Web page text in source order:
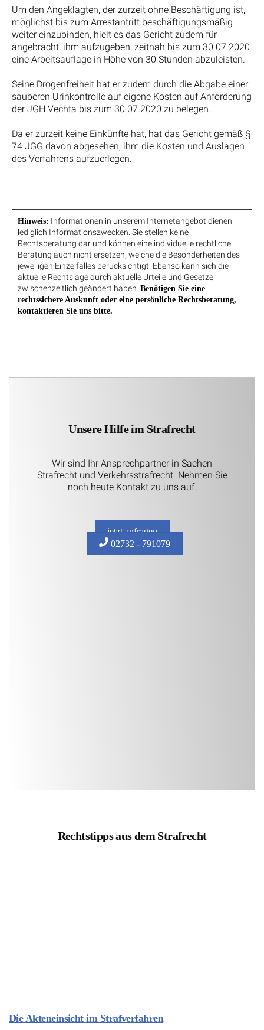
Um den Angeklagten, der zurzeit ohne Beschäftigung ist,
möglichst bis zum Arrestantritt beschäftigungsmäßig
weiter einzubinden, hielt es das Gericht zudem für
angebracht, ihm aufzugeben, zeitnah bis zum 30.07.2020
eine Arbeitsauflage in Höhe von 30 Stunden abzuleisten.
Seine Drogenfreiheit hat er zudem durch die Abgabe einer
sauberen Urinkontrolle auf eigene Kosten auf Anforderung
der JGH Vechta bis zum 30.07.2020 zu belegen.
Da er zurzeit keine Einkünfte hat, hat das Gericht gemäß §
74 JGG davon abgesehen, ihm die Kosten und Auslagen
des Verfahrens aufzuerlegen.
Hinweis: Informationen in unserem Internetangebot dienen
lediglich Informationszwecken. Sie stellen keine
Rechtsberatung dar und können eine individuelle rechtliche
Beratung auch nicht ersetzen, welche die Besonderheiten des
jeweiligen Einzelfalles berücksichtigt. Ebenso kann sich die
aktuelle Rechtslage durch aktuelle Urteile und Gesetze
zwischenzeitlich geändert haben. Benötigen Sie eine
rechtssichere Auskunft oder eine persönliche Rechtsberatung,
kontaktieren Sie uns bitte.
Unsere Hilfe im Strafrecht
Wir sind Ihr Ansprechpartner in Sachen
Strafrecht und Verkehrsstrafrecht. Nehmen Sie
noch heute Kontakt zu uns auf.
jetzt anfragen
02732 - 791079
Rechtstipps aus dem Strafrecht
Die Akteneinsicht im Strafverfahren